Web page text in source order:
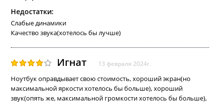
Недостатки:
Слабые динамики
Качество звука(хотелось бы лучше)
Игнат 13 февраля 2024г.
Ноутбук оправдывает свою стоимость, хороший экран(но
максимальной яркости хотелось бы больше), хороший
звук(опять же, максимальной громкости хотелось бы больше),